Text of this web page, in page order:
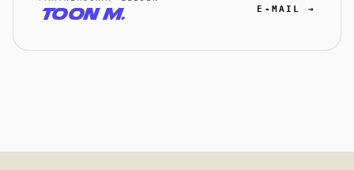
Toon M. E-MAIL →